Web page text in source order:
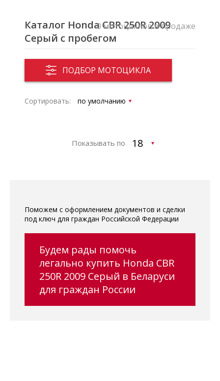
Каталог Honda CBR 250R 2009
Серый с пробегом
ПОДБОР МОТОЦИКЛА
0 мотоциклов в продаже
Сортировать:
Показывать по
Поможем с оформлением документов и сделки
под ключ для граждан Российской Федерации
Будем рады помочь
легально купить Honda CBR
250R 2009 Серый в Беларуси
для граждан России